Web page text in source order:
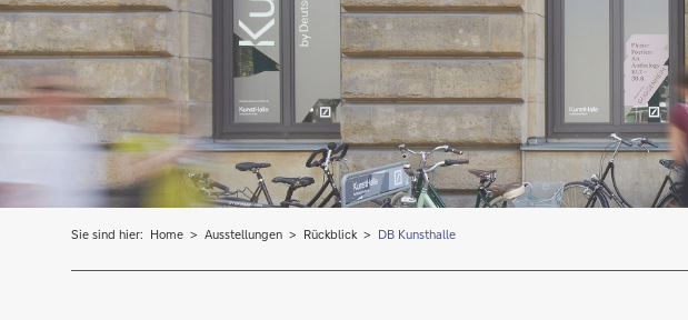
Sie sind hier: Home Ausstellungen Rückblick DB Kunsthalle